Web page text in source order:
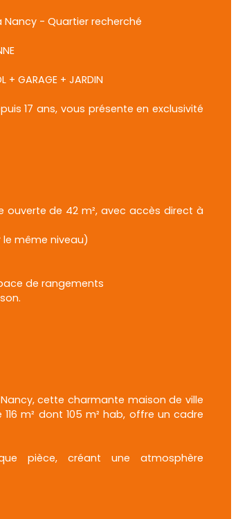
- Quartier recherché
+ GARAGE + JARDIN
17 ans, vous présente en exclusivité
ouverte de 42 m², avec accès direct à
même niveau)
de rangements
cette charmante maison de ville
m² dont 105 m² hab, offre un cadre
pièce, créant une atmosphère